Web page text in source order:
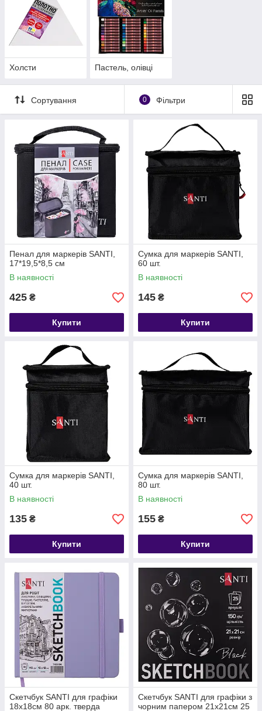
Холсти Пастель, олівці
Сортування 0 Фільтри
Пенал для маркерів SANTI,
17*19,5*8,5 см
В наявності
425 ₴
Купити
Сумка для маркерів SANTI,
60 шт.
В наявності
145 ₴
Купити
Сумка для маркерів SANTI,
40 шт.
В наявності
135 ₴
Купити
Сумка для маркерів SANTI,
80 шт.
В наявності
155 ₴
Купити
Скетчбук SANTI для графіки
18х18см 80 арк. тверда
Скетчбук SANTI для графіки з
чорним папером 21х21см 25